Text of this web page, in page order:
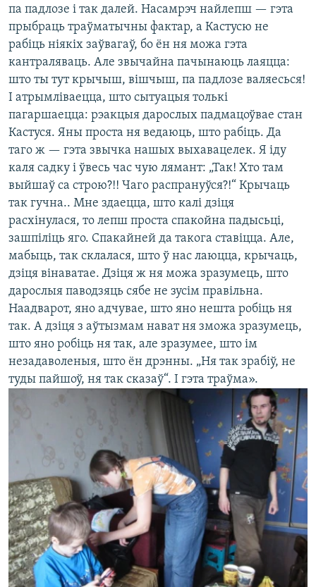
па падлозе і так далей. Насамрэч найлепш — гэта
прыбраць траўматычны фактар, а Кастусю не
рабіць ніякіх заўвагаў, бо ён ня можа гэта
кантраляваць. Але звычайна пачынаюць лаяцца:
што ты тут крычыш, вішчыш, па падлозе валяесься!
І атрымліваецца, што сытуацыя толькі
пагаршаецца: рэакцыя дарослых падмацоўвае стан
Кастуся. Яны проста ня ведаюць, што рабіць. Да
таго ж — гэта звычка нашых выхавацелек. Я іду
каля садку і ўвесь час чую лямант: „Так! Хто там
выйшаў са строю?!! Чаго распрануўся?!“ Крычаць
так гучна.. Мне здаецца, што калі дзіця
расхінулася, то лепш проста спакойна падысьці,
зашпіліць яго. Спакайней да такога ставіцца. Але,
мабыць, так склалася, што ў нас лаюцца, крычаць,
дзіця вінаватае. Дзіця ж ня можа зразумець, што
дарослыя паводзяць сябе не зусім правільна.
Наадварот, яно адчувае, што яно нешта робіць ня
так. А дзіця з аўтызмам нават ня зможа зразумець,
што яно робіць ня так, але зразумее, што ім
незадаволеныя, што ён дрэнны. „Ня так зрабіў, не
туды пайшоў, ня так сказаў“. І гэта траўма».